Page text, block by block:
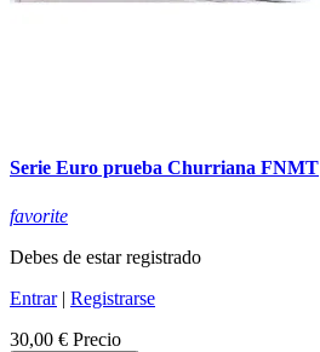
Serie Euro prueba Churriana FNMT
favorite
Debes de estar registrado
Entrar| Registrarse
30,00 € Precio